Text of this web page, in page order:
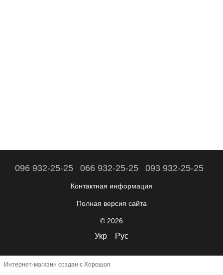
096 932-25-25 066 932-25-25 093 932-25-25
Контактная информация
Полная версия сайта
© 2026
Укр Рус
Интернет-магазин создан с Хорошоп